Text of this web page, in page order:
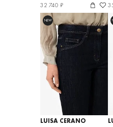
32 740 ₽
NEW
LUISA CERANO